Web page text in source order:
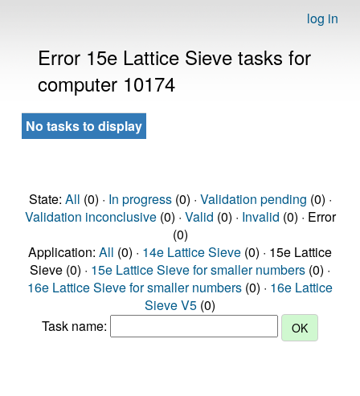
log in
Error 15e Lattice Sieve tasks for
computer 10174
No tasks to display
State: All (0) · In progress(0) · Validation pending (0) ·
Validation inconclusive(0) · Valid (0) · Invalid (0) · Error
(0)
Application: All (0) · 14e Lattice Sieve (0) · 15e Lattice
Sieve (0) · 15e Lattice Sieve for smaller numbers (0) ·
16e Lattice Sieve for smaller numbers (0) · 16e Lattice
Sieve V5 (0)
Task name: